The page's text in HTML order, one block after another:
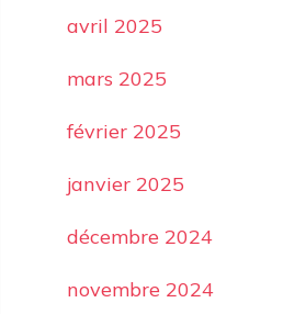
avril 2025
mars 2025
février 2025
janvier 2025
décembre 2024
novembre 2024